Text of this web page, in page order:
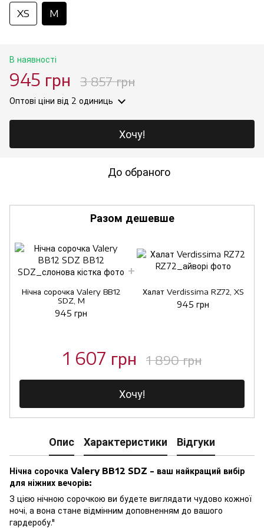
XS M
В наявності
945 грн 3 857 грн
Оптові ціни від 2 одиниць
Хочу!
До обраного
Разом дешевше
Нічна сорочка Valery BB12
SDZ, M
945 грн
Халат Verdissima RZ72, XS
945 грн
1 607 грн 1 890 грн
Хочу!
Опис Характеристики Відгуки
Нічна сорочка Valery BB12 SDZ - ваш найкращий вибір
для ніжних вечорів:
З цією нічною сорочкою ви будете виглядати чудово кожної
ночі, а вона стане відмінним доповненням до вашого
гардеробу."